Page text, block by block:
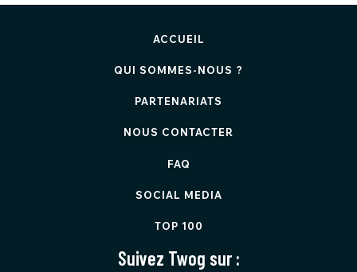
ACCUEIL
QUI SOMMES-NOUS ?
PARTENARIATS
NOUS CONTACTER
FAQ
SOCIAL MEDIA
TOP 100
Suivez Twog sur :